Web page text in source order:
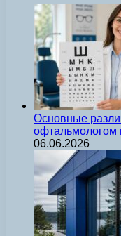
Основные
офтальмологом
06.06.2026